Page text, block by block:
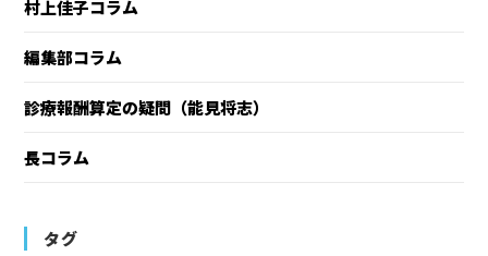
村上佳子コラム
編集部コラム
診療報酬算定の疑問（能見将志）
長コラム
タグ